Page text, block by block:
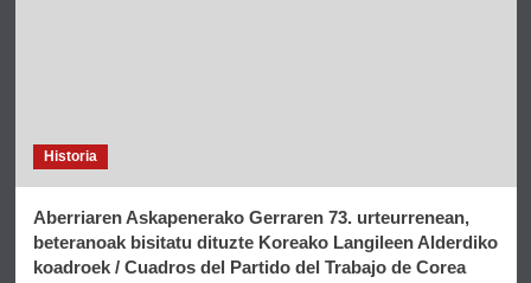
Historia
Aberriaren Askapenerako Gerraren 73. urteurrenean,
beteranoak bisitatu dituzte Koreako Langileen Alderdiko
koadroek / Cuadros del Partido del Trabajo de Corea